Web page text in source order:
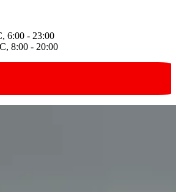
6:00 - 23:00
8:00 - 20:00